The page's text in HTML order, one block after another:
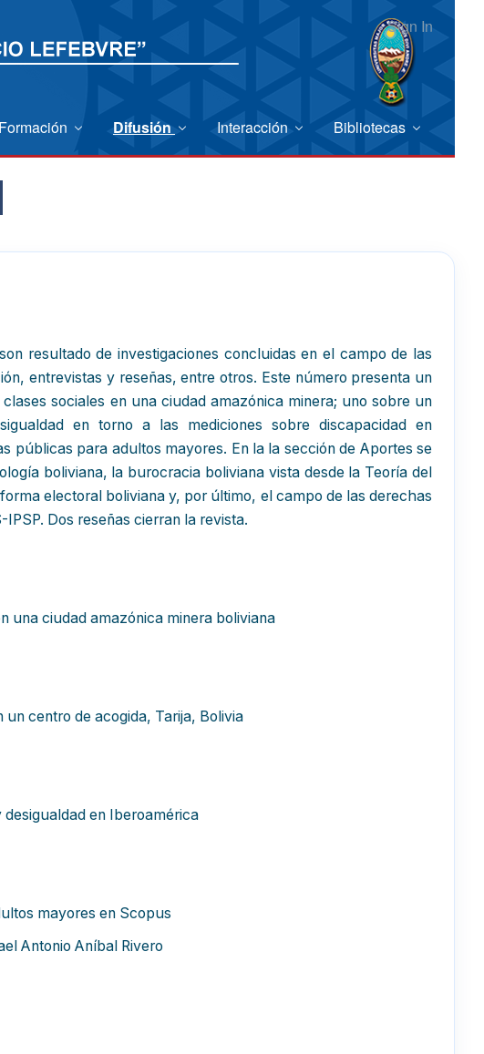
Sign In
Formación Difusión Interacción Bibliotecas
resultado de investigaciones concluidas en el campo de las
entrevistas y reseñas, entre otros. Este número presenta un
sociales en una ciudad amazónica minera; uno sobre un
en torno a las mediciones sobre discapacidad en
públicas para adultos mayores. En la la sección de Aportes se
boliviana, la burocracia boliviana vista desde la Teoría del
electoral boliviana y, por último, el campo de las derechas
Dos reseñas cierran la revista.
una ciudad amazónica minera boliviana
centro de acogida, Tarija, Bolivia
y desigualdad en Iberoamérica
mayores en Scopus
Antonio Aníbal Rivero